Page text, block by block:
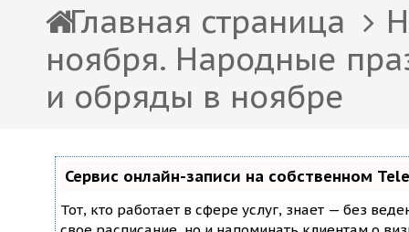
Главная страница
ноября. Народные
и обряды в ноябре
Сервис онлайн-записи на собственном
Тот, кто работает в сфере услуг, знает — без